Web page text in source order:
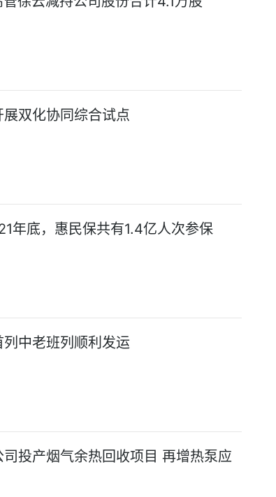
展双化协同综合试点
年底，惠民保共有1.4亿人次参保
列中老班列顺利发运
投产烟气余热回收项目 再增热泵应